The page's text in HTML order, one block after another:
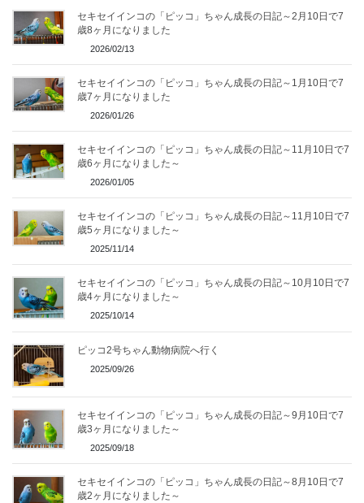
セキセイインコの「ピッコ」ちゃん成長の日記～2月10日で7
歳8ヶ月になりました
2026/02/13
セキセイインコの「ピッコ」ちゃん成長の日記～1月10日で7
歳7ヶ月になりました
2026/01/26
セキセイインコの「ピッコ」ちゃん成長の日記～11月10日で7
歳6ヶ月になりました～
2026/01/05
セキセイインコの「ピッコ」ちゃん成長の日記～11月10日で7
歳5ヶ月になりました～
2025/11/14
セキセイインコの「ピッコ」ちゃん成長の日記～10月10日で7
歳4ヶ月になりました～
2025/10/14
ピッコ2号ちゃん動物病院へ行く
2025/09/26
セキセイインコの「ピッコ」ちゃん成長の日記～9月10日で7
歳3ヶ月になりました～
2025/09/18
セキセイインコの「ピッコ」ちゃん成長の日記～8月10日で7
歳2ヶ月になりました～